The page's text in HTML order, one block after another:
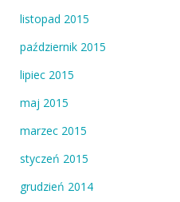
listopad 2015
październik 2015
lipiec 2015
maj 2015
marzec 2015
styczeń 2015
grudzień 2014